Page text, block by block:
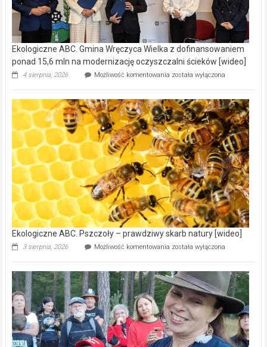
Ekologiczne ABC. Gmina Wręczyca Wielka z dofinansowaniem
ponad 15,6 mln na modernizację oczyszczalni ścieków [wideo]
4 sierpnia, 2026 Możliwość komentowania Ekologiczne
Wręczyca
Wielka
z
dofinansowaniem
ponad
15,6
mln
na
modernizację
oczyszczalni
ścieków
[wideo]
została wyłączona
Ekologiczne ABC. Pszczoły – prawdziwy skarb natury [wideo]
3 sierpnia, 2026 Możliwość komentowania Ekologiczne
–
prawdziwy
skarb
natury
[wideo]
została wyłączona